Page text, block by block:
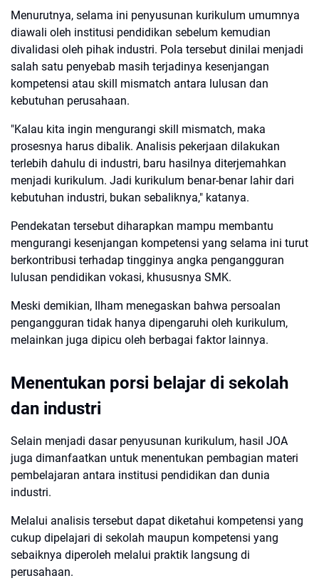
Menurutnya, selama ini penyusunan kurikulum umumnya
diawali oleh institusi pendidikan sebelum kemudian
divalidasi oleh pihak industri. Pola tersebut dinilai menjadi
salah satu penyebab masih terjadinya kesenjangan
kompetensi atau skill mismatch antara lulusan dan
kebutuhan perusahaan.
"Kalau kita ingin mengurangi skill mismatch, maka
prosesnya harus dibalik. Analisis pekerjaan dilakukan
terlebih dahulu di industri, baru hasilnya diterjemahkan
menjadi kurikulum. Jadi kurikulum benar-benar lahir dari
kebutuhan industri, bukan sebaliknya," katanya.
Pendekatan tersebut diharapkan mampu membantu
mengurangi kesenjangan kompetensi yang selama ini turut
berkontribusi terhadap tingginya angka pengangguran
lulusan pendidikan vokasi, khususnya SMK.
Meski demikian, Ilham menegaskan bahwa persoalan
pengangguran tidak hanya dipengaruhi oleh kurikulum,
melainkan juga dipicu oleh berbagai faktor lainnya.
Menentukan porsi belajar di sekolah
dan industri
Selain menjadi dasar penyusunan kurikulum, hasil JOA
juga dimanfaatkan untuk menentukan pembagian materi
pembelajaran antara institusi pendidikan dan dunia
industri.
Melalui analisis tersebut dapat diketahui kompetensi yang
cukup dipelajari di sekolah maupun kompetensi yang
sebaiknya diperoleh melalui praktik langsung di
perusahaan.